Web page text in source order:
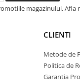
magazinului. Afla
CLIENTI
Metode de
Politica de
Garantia